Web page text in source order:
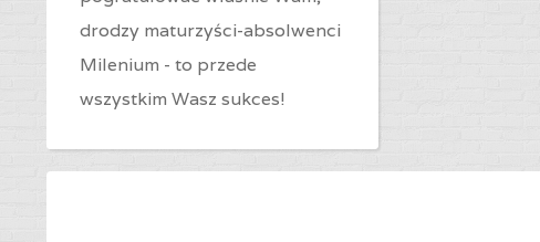
drodzy maturzyści-absolwenci
Milenium - to przede
wszystkim Wasz sukces!